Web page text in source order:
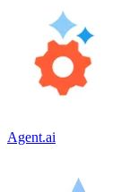
Agent.ai